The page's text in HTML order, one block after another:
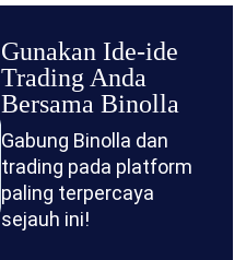
Gunakan Ide-ide
Trading Anda
Bersama Binolla
Gabung Binolla dan
trading pada platform
paling terpercaya
sejauh ini!